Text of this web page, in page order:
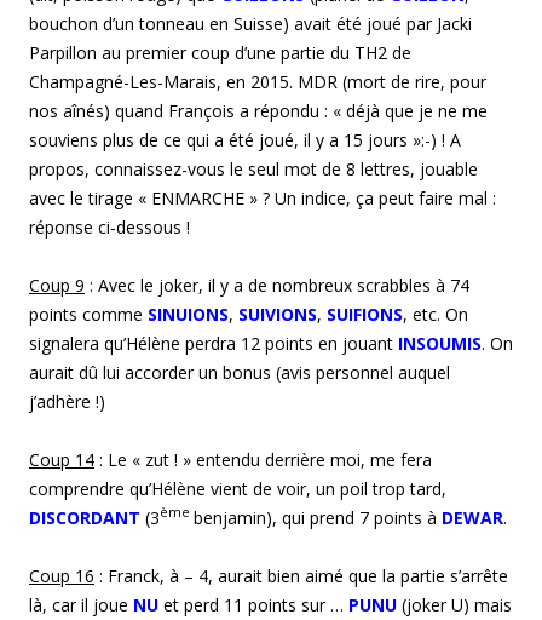
bouchon d’un tonneau en Suisse) avait été joué par Jacki
Parpillon au premier coup d’une partie du TH2 de
Champagné-Les-Marais, en 2015. MDR (mort de rire, pour
nos aînés) quand François a répondu : « déjà que je ne me
souviens plus de ce qui a été joué, il y a 15 jours »:-) ! A
propos, connaissez-vous le seul mot de 8 lettres, jouable
avec le tirage « ENMARCHE » ? Un indice, ça peut faire mal :
réponse ci-dessous !
Coup 9 : Avec le joker, il y a de nombreux scrabbles à 74
points comme SINUIONS, SUIVIONS, SUIFIONS, etc. On
signalera qu’Hélène perdra 12 points en jouant INSOUMIS. On
aurait dû lui accorder un bonus (avis personnel auquel
j’adhère !)
Coup 1 4 : Le « zut ! » entendu derrière moi, me fera
comprendre qu’Hélène vient de voir, un poil trop tard,
DISCORDANT (3ème benjamin), qui prend 7 points à DEWAR.
Coup 16 : Franck, à – 4, aurait bien aimé que la partie s’arrête
là, car il joue NU et perd 11 points sur … PUNU (joker U) mais